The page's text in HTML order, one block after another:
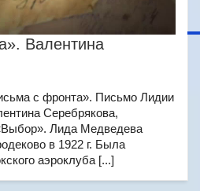
Валентина
с фронта». Письмо Лидии
Серебрякова,
Лида Медведева
в 1922 г. Была
аэроклуба [...]